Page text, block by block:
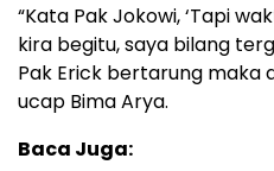
“Kata Pak Jokowi, ‘Tapi
kira begitu, saya bilang
Pak Erick bertarung maka
ucap Bima Arya.
Baca Juga: